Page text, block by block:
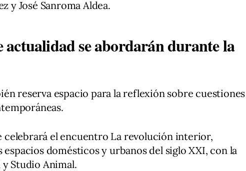
y José Sanroma Aldea.
actualidad se abordarán durante la
reserva espacio para la reflexión sobre cuestiones
celebrará el encuentro La revolución interior,
domésticos y urbanos del siglo XXI, con la
Studio Animal.